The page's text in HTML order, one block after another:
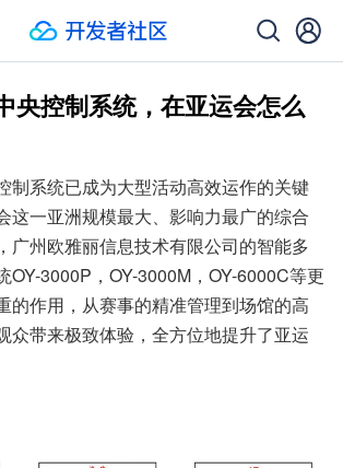
央控制系统，在亚运会怎么
制系统已成为大型活动高效运作的关键
这一亚洲规模最大、影响力最广的综合
广州欧雅丽信息技术有限公司的智能多
OY-3000P，OY-3000M，OY-6000C等更
的作用，从赛事的精准管理到场馆的高
众带来极致体验，全方位地提升了亚运